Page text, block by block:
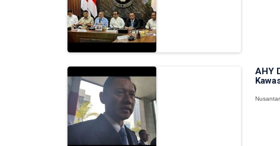
AHY